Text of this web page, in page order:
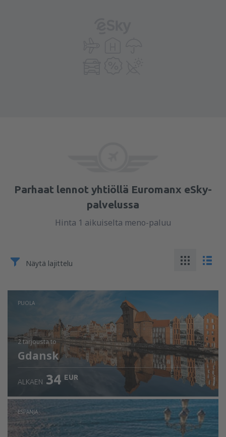
Parhaat lennot yhtiöllä Euromanx eSky-
palvelussa
Hinta 1 aikuiselta meno-paluu
Näytä lajittelu
PUOLA
2 tarjousta to
Gdansk
ALKAEN 34 EUR
ESPANJA